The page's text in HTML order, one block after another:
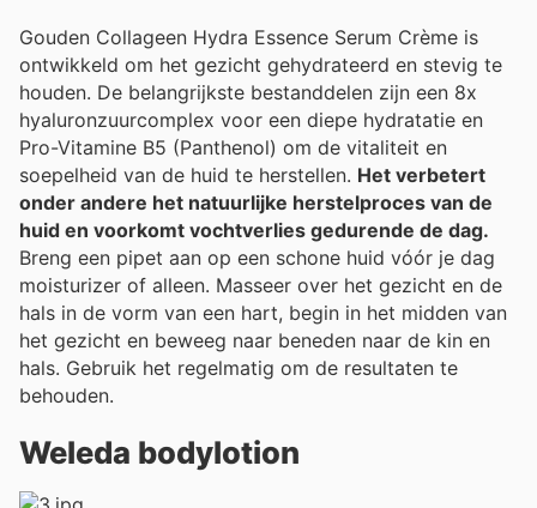
Gouden Collageen Hydra Essence Serum Crème is
ontwikkeld om het gezicht gehydrateerd en stevig te
houden. De belangrijkste bestanddelen zijn een 8x
hyaluronzuurcomplex voor een diepe hydratatie en
Pro-Vitamine B5 (Panthenol) om de vitaliteit en
soepelheid van de huid te herstellen. Het verbetert
onder andere het natuurlijke herstelproces van de
huid en voorkomt vochtverlies gedurende de dag.
Breng een pipet aan op een schone huid vóór je dag
moisturizer of alleen. Masseer over het gezicht en de
hals in de vorm van een hart, begin in het midden van
het gezicht en beweeg naar beneden naar de kin en
hals. Gebruik het regelmatig om de resultaten te
behouden.
Weleda bodylotion